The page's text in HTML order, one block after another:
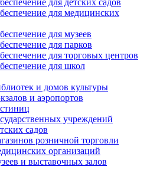
для детских садов
для медицинских
для музеев
для парков
для торговых центров
для школ
и домов культуры
и аэропортов
учреждений
садов
розничной торговли
организаций
и выставочных залов